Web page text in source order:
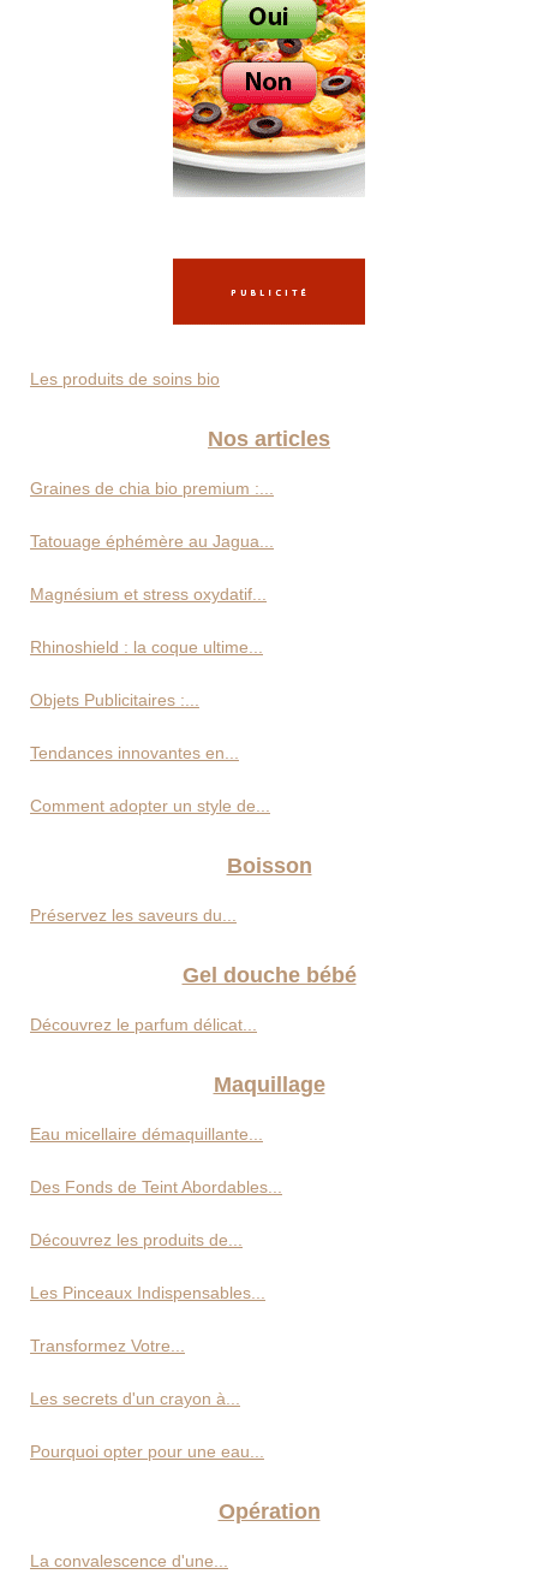
Les produits de soins bio
Nos articles
Graines de chia bio premium :...
Tatouage éphémère au Jagua...
Magnésium et stress oxydatif...
Rhinoshield : la coque ultime...
Objets Publicitaires :...
Tendances innovantes en...
Comment adopter un style de...
Boisson
Préservez les saveurs du...
Gel douche bébé
Découvrez le parfum délicat...
Maquillage
Eau micellaire démaquillante...
Des Fonds de Teint Abordables...
Découvrez les produits de...
Les Pinceaux Indispensables...
Transformez Votre...
Les secrets d'un crayon à...
Pourquoi opter pour une eau...
Opération
La convalescence d'une...